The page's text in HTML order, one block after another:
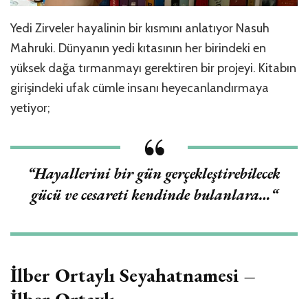
Yedi Zirveler hayalinin bir kısmını anlatıyor Nasuh
Mahruki. Dünyanın yedi kıtasının her birindeki en
yüksek dağa tırmanmayı gerektiren bir projeyi. Kitabın
girişindeki ufak cümle insanı heyecanlandırmaya
yetiyor;
“Hayallerini bir gün gerçekleştirebilecek
gücü ve cesareti kendinde bulanlara…“
İlber Ortaylı Seyahatnamesi –